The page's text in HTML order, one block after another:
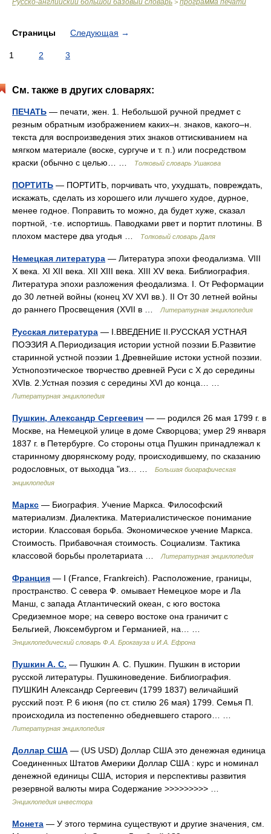
Русско-английский большой базовый словарь > программа печати
Страницы Следующая →
1 2 3
См. также в других словарях:
ПЕЧАТЬ — печати, жен. 1. Небольшой ручной предмет с
резным обратным изображением каких–н. знаков, какого–н.
текста для воспроизведения этих знаков оттискиванием на
мягком материале (воске, сургуче и т. п.) или посредством
краски (обычно с целью… …
Толковый словарь Ушакова
ПОРТИТЬ — ПОРТИТЬ, порчивать что, ухудшать, повреждать,
искажать, сделать из хорошего или лучшего худое, дурное,
менее годное. Поправить то можно, да будет хуже, сказал
портной, ·т.е. испортишь. Паводками рвет и портит плотины. В
плохом мастере два угодья …
Толковый словарь Даля
Немецкая литература — Литература эпохи феодализма. VIII
X века. XI XII века. XII XIII века. XIII XV века. Библиография.
Литература эпохи разложения феодализма. I. От Реформации
до 30 летней войны (конец XV XVI вв.). II От 30 летней войны
до раннего Просвещения (XVII в …
Литературная энциклопедия
Русская литература — I.ВВЕДЕНИЕ II.РУССКАЯ УСТНАЯ
ПОЭЗИЯ А.Периодизация истории устной поэзии Б.Развитие
старинной устной поэзии 1.Древнейшие истоки устной поэзии.
Устнопоэтическое творчество древней Руси с X до середины
XVIв. 2.Устная поэзия с середины XVI до конца… …
Литературная энциклопедия
Пушкин, Александр Сергеевич — — родился 26 мая 1799 г. в
Москве, на Немецкой улице в доме Скворцова; умер 29 января
1837 г. в Петербурге. Со стороны отца Пушкин принадлежал к
старинному дворянскому роду, происходившему, по сказанию
родословных, от выходца "из… …
Большая биографическая
энциклопедия
Маркс — Биография. Учение Маркса. Философский
материализм. Диалектика. Материалистическое понимание
истории. Классовая борьба. Экономическое учение Маркса.
Стоимость. Прибавочная стоимость. Социализм. Тактика
классовой борьбы пролетариата …
Литературная энциклопедия
Франция — I (France, Frankreich). Расположение, границы,
пространство. С севера Ф. омывает Немецкое море и Ла
Манш, с запада Атлантический океан, с юго востока
Средиземное море; на северо востоке она граничит с
Бельгией, Люксембургом и Германией, на… …
Энциклопедический словарь Ф.А. Брокгауза и И.А. Ефрона
Пушкин А. С. — Пушкин А. С. Пушкин. Пушкин в истории
русской литературы. Пушкиноведение. Библиография.
ПУШКИН Александр Сергеевич (1799 1837) величайший
русский поэт. Р. 6 июня (по ст. стилю 26 мая) 1799. Семья П.
происходила из постепенно обедневшего старого… …
Литературная энциклопедия
Доллар США — (US USD) Доллар США это денежная единица
Соединенных Штатов Америки Доллар США : курс и номинал
денежной единицы США, история и перспективы развития
резервной валюты мира Содержание >>>>>>>>> …
Энциклопедия инвестора
Монета — У этого термина существуют и другие значения, см.